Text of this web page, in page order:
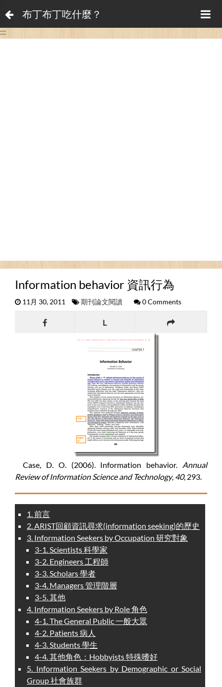
布丁布丁吃什麼？
:::
Information behavior 資訊行為
11月 30, 2011 期刊論文閱讀 0 Comments
L
Case, D. O. (2006). Information behavior. Annual
Review of Information Science and Technology, 40, 293.
1. 前言
2. ARIST回顧資訊尋求(information seeking)的歷史
3. Information Seekers by Occupation 研究對象
3-1. Scientists 科學家
3-2. Engineers 工程師
3-3. Scholars 學者
3-4. Managers 管理階層
3-5. 其他
4. Information Seekers by Role 角色
4-1. The General Public 一般大眾
4-2. Patients 病人
4-3. Students 學生
4-4. 其他角色：Hobbyists 特殊嗜好
5. Information Seekers by Demographic or Social
Group 社會族群